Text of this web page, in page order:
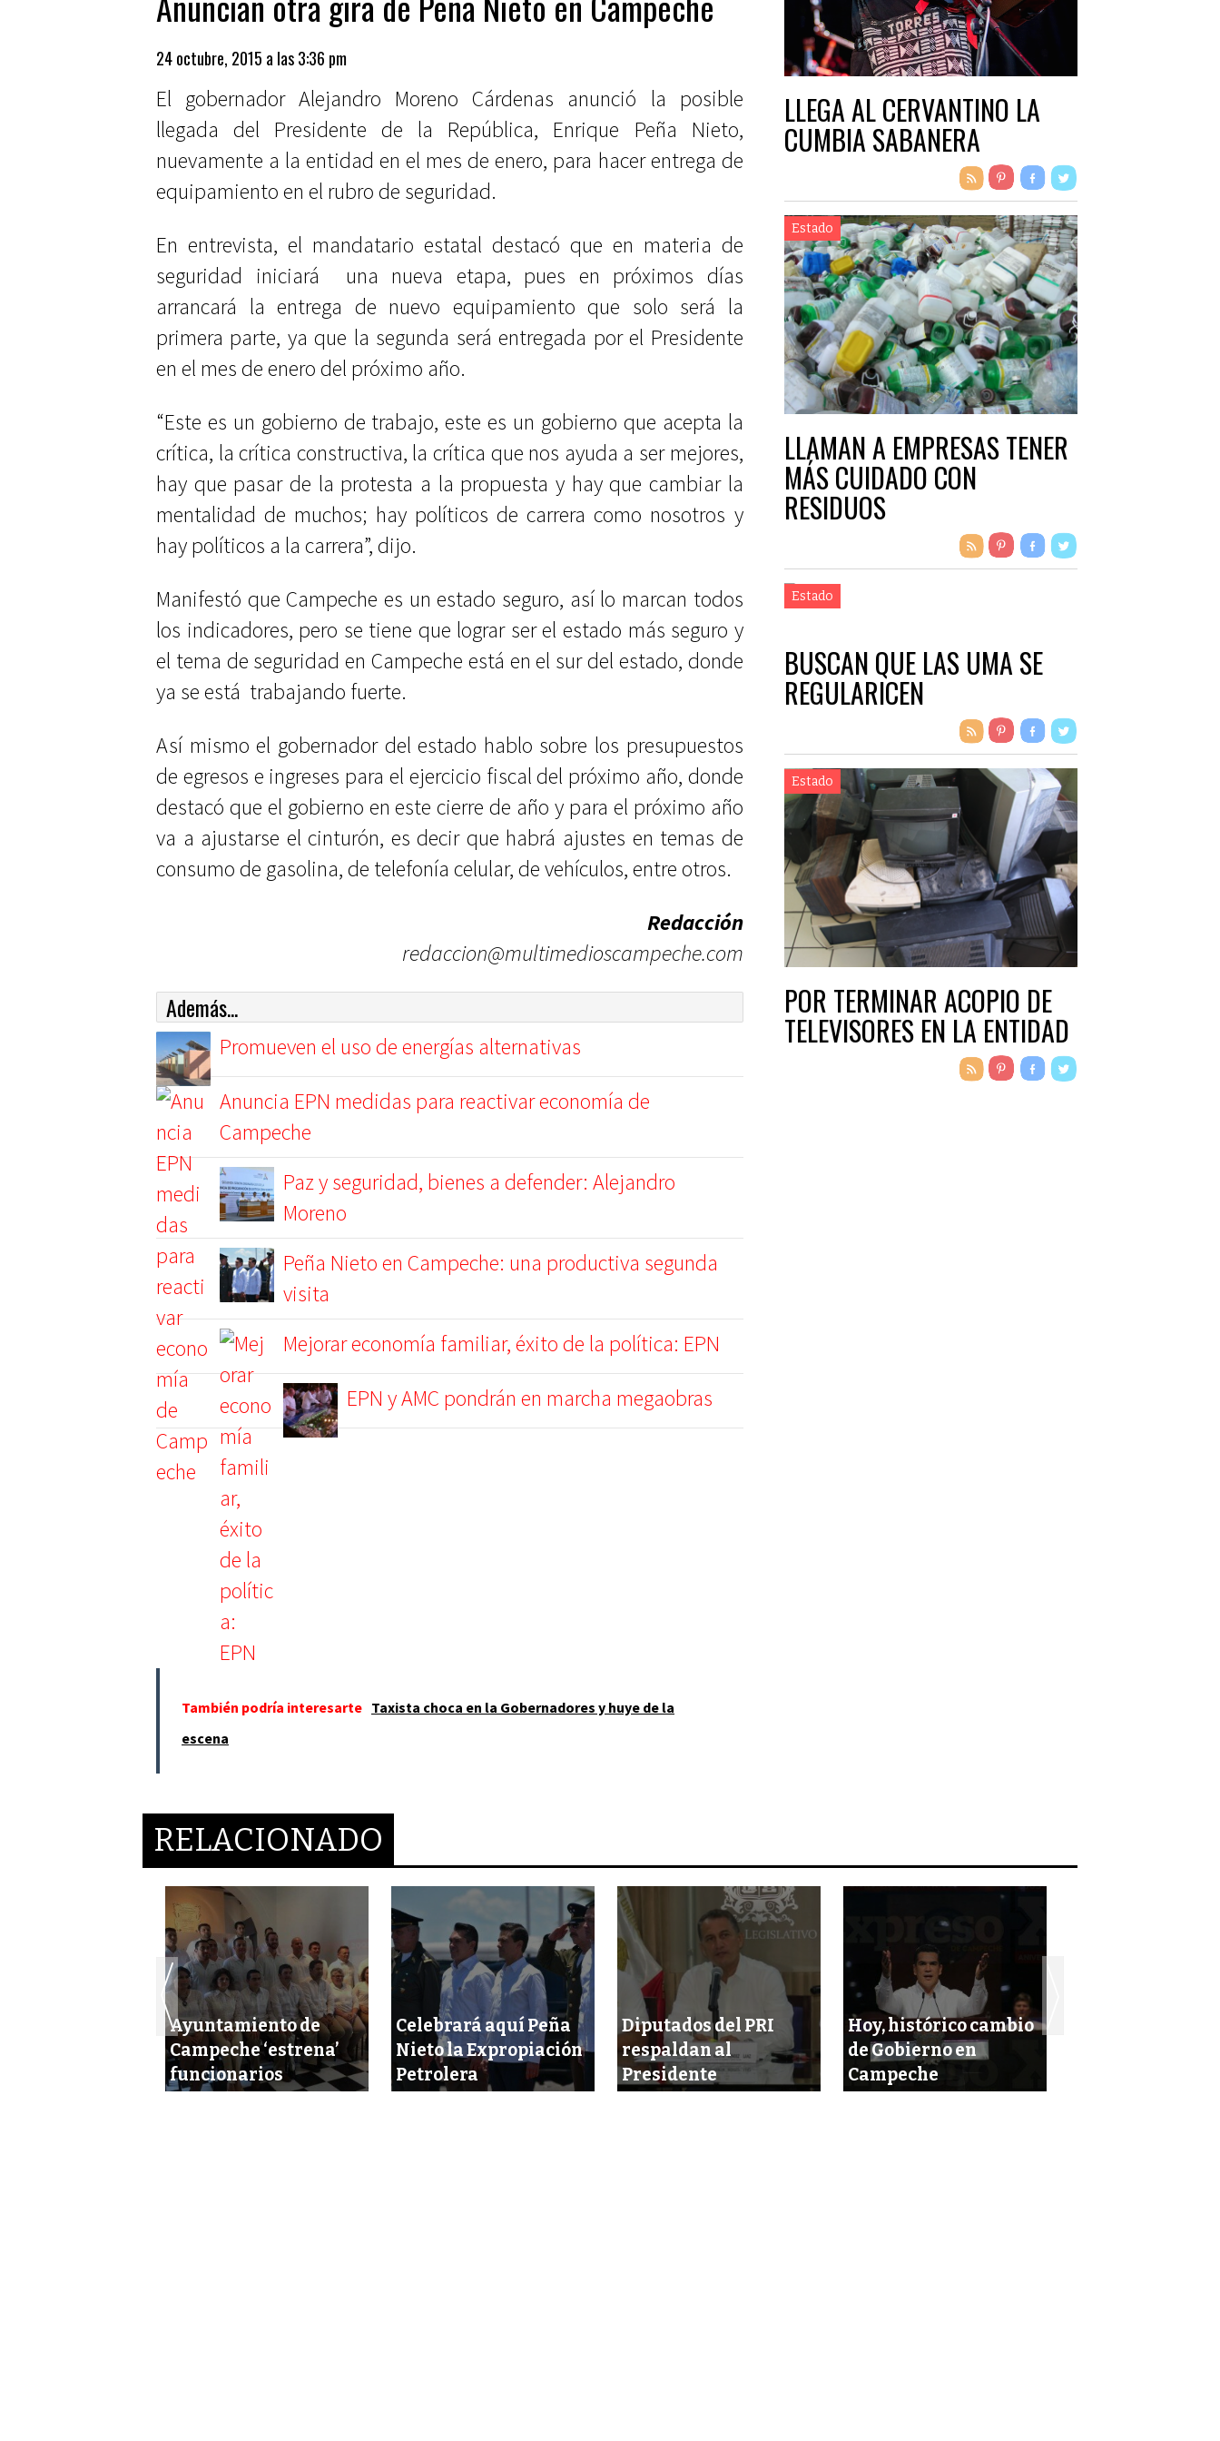
24 octubre, 2015 a las 3:36 pm
El gobernador Alejandro Moreno Cárdenas anunció la posible
llegada del Presidente de la República, Enrique Peña Nieto,
nuevamente a la entidad en el mes de enero, para hacer entrega de
equipamiento en el rubro de seguridad.
En entrevista, el mandatario estatal destacó que en materia de
seguridad iniciará
una nueva etapa, pues en próximos días
arrancará la entrega de nuevo equipamiento que solo será la
primera parte, ya que la segunda será entregada por el Presidente
en el mes de enero del próximo año.
“Este es un gobierno de trabajo, este es un gobierno que acepta la
crítica, la crítica constructiva, la crítica que nos ayuda a ser mejores,
hay que pasar de la protesta a la propuesta y hay que cambiar la
mentalidad de muchos; hay políticos de carrera como nosotros y
hay políticos a la carrera”, dijo.
Manifestó que Campeche es un estado seguro, así lo marcan todos
los indicadores, pero se tiene que lograr ser el estado más seguro y
el tema de seguridad en Campeche está en el sur del estado, donde
ya se está trabajando fuerte.
Así mismo el gobernador del estado hablo sobre los presupuestos
de egresos e ingreses para el ejercicio fiscal del próximo año, donde
destacó que el gobierno en este cierre de año y para el próximo año
va a ajustarse el cinturón, es decir que habrá ajustes en temas de
consumo de gasolina, de telefonía celular, de vehículos, entre otros.
Redacción
redaccion@multimedioscampeche.com
Además...
Promueven el uso de energías alternativas
Anuncia EPN medidas para reactivar economía de
Campeche
Paz y seguridad, bienes a defender: Alejandro
Moreno
Peña Nieto en Campeche: una productiva segunda
visita
Mejorar economía familiar, éxito de la política: EPN
EPN y AMC pondrán en marcha megaobras
También podría interesarte Taxista choca en la Gobernadores y huye de la
escena
LLEGA AL CERVANTINO LA
CUMBIA SABANERA
Estado
LLAMAN A EMPRESAS TENER
MÁS CUIDADO CON
RESIDUOS
Estado
BUSCAN QUE LAS UMA SE
REGULARICEN
Estado
POR TERMINAR ACOPIO DE
TELEVISORES EN LA ENTIDAD
RELACIONADO
Ayuntamiento de
Campeche ‘estrena’
funcionarios
Celebrará aquí Peña
Nieto la Expropiación
Petrolera
Diputados del PRI
respaldan al
Presidente
Hoy, histórico cambio
de Gobierno en
Campeche